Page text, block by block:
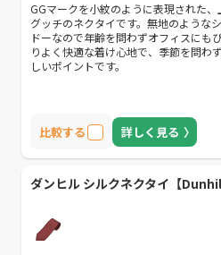
GGマークを小紋のように表現された
グッチのネクタイです。無地のような
ドーなので年齢を問わずオフィスにも
りよく快適な着け心地で、季節を問わ
しいポイントです。
比較する 詳しく見る
ダンヒル シルクネクタイ【Dunhill